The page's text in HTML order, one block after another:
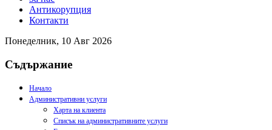
Антикорупция
Контакти
Понеделник, 10 Авг 2026
Съдържание
Начало
Административни услуги
Харта на клиента
Списък на административните услуги